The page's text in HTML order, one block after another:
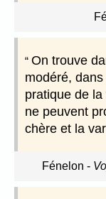
On trouve
modéré,
pratique de
ne peuvent
chère et la
Fénelon -